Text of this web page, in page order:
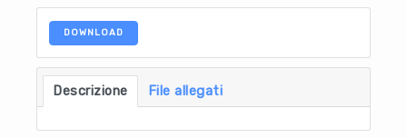
DOWNLOAD
Descrizione File allegati